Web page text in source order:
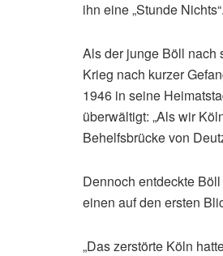
ihn eine „Stunde
Als der junge Böll nach
Krieg nach kurzer
1946 in seine
überwältigt: „Als wir
Behelfsbrücke von
Dennoch entdeckte
einen auf den ersten
„Das zerstörte Köln